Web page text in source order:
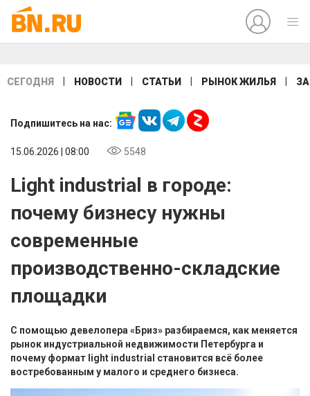
СЕГОДНЯ НОВОСТИ СТАТЬИ РЫНОК ЖИЛЬЯ
Подпишитесь на нас:
15.06.2026 | 08:00 5548
Light industrial в городе:
почему бизнесу нужны
современные
производственно-складские
площадки
С помощью девелопера «Бриз» разбираемся, как меняется
рынок индустриальной недвижимости Петербурга и
почему формат light industrial становится всё более
востребованным у малого и среднего бизнеса.